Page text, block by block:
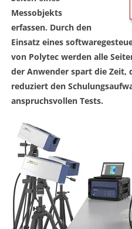
Messobjekts
erfassen. Durch den
Einsatz eines
von Polytec werden alle
der Anwender spart die Zeit,
reduziert den
anspruchsvollen Tests.